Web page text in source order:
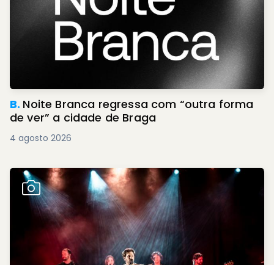
B. Noite Branca regressa com “outra forma
de ver” a cidade de Braga
4 agosto 2026